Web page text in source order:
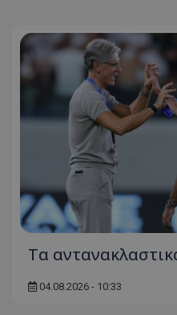
Τα
04.08.2026 - 10:33